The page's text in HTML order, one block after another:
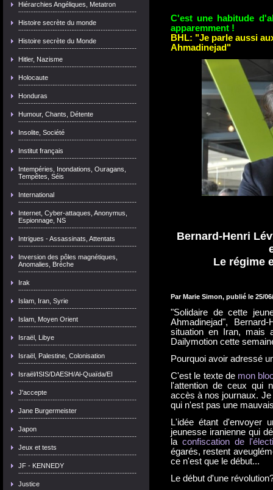
Hiérarchies Angéliques, Metatron
Histoire secrète du monde
Histoire secrète du Monde
Hitler, Nazisme
Holocaute
Honduras
Humour, Chants, Détente
Insolite, Société
Institut français
Intempéries, Inondations, Ouragans,
Tempêtes, Séis
International
Internet, Cyber-attaques, Anonymus,
Espionnage, NS
Intrigues - Assassinats, Attentats
Inversion des pôles magnétiques,
Anomalies, Brèche
Irak
Islam, Iran, Syrie
Islam, Moyen Orient
Israël, Libye
Israël, Palestine, Colonisation
Israël/ISIS/DAESH/Al-Quaïda/EI
J'accepte
Jane Burgermeister
Japon
Jeux et tests
JF - KENNEDY
Justice
C'est une habitude
apparemment !
BHL: "Je parle aussi
Ahmadinejad"
Bernard-Henri
Le régime
Par Marie Simon, publié le 25/
"Solidaire de cette
Ahmadinejad",
situation en Iran, mais
Dailymotion cette
Pourquoi avoir adressé
C'est le texte de mon
l'attention de ceux qui
accès à nos journaux.
qui n'est pas une
L'idée étant d'envoyer
jeunesse iranienne qui
la confiscation de
égarés, restent
ce n'est que le début...
Le début d'une